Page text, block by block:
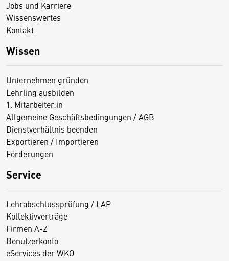
Jobs und Karriere
Wissenswertes
Kontakt
Wissen
Unternehmen gründen
Lehrling ausbilden
1. Mitarbeiter:in
Allgemeine Geschäftsbedingungen / AGB
Dienstverhältnis beenden
Exportieren / Importieren
Förderungen
Service
Lehrabschlussprüfung / LAP
Kollektivverträge
Firmen A-Z
Benutzerkonto
eServices der WKO